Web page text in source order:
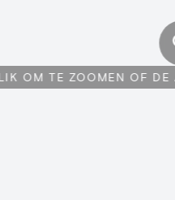
OM TE ZOOMEN OF DE